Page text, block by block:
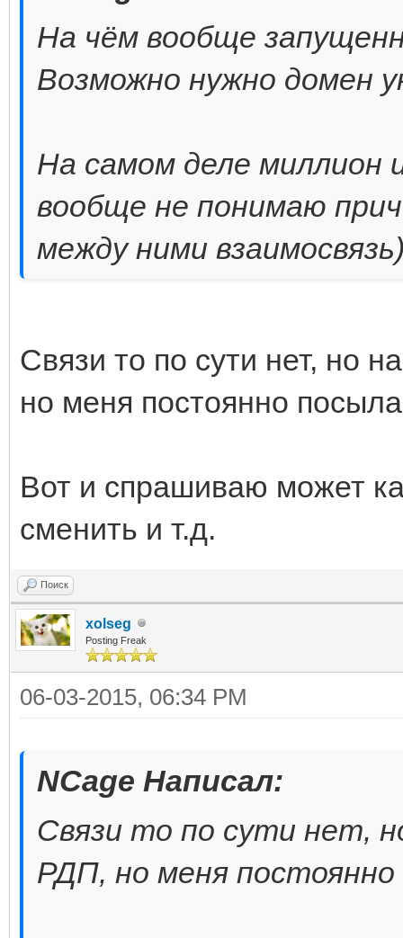
На чём вообще
Возможно нужно домен
На самом деле
вообще не понимаю
между ними
Связи то по сути нет, но
но меня постоянно
Вот и спрашиваю может
сменить и т.д.
Поиск
xolseg
Posting Freak
06-03-2015, 06:34 PM
NCage Написал:
Связи то по сути нет,
РДП, но меня